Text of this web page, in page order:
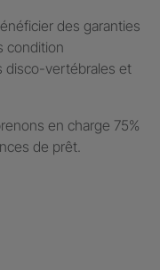
des garanties
condition
disco-vertébrales et
en charge 75%
de prêt.